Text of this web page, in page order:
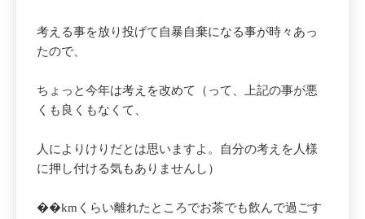
考える事を放り投げて自暴自棄になる事が時々あっ
たので、
ちょっと今年は考えを改めて（って、上記の事が悪
くも良くもなくて、
人によりけりだとは思いますよ。自分の考えを人様
に押し付ける気もありませんし）
��kmくらい離れたところでお茶でも飲んで過ごす